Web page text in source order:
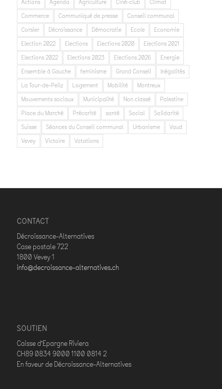
Actions Agenda Agriculture Ciné-club
Climat
Commerce
Communiqué de presse
Conseil communal
Corsier
Décroissance Démocratie Ecole
Economie
Election 2022
Elections Elections 2020
Elections 2021
Elections 2022
Elections 2023 Elections 2026
Energie
Ensemble à Gauche
feminisme Grand Conseil
Inégalités
La Tour-de-Peilz
Logement Mobilité
Montreux
Mouvements sociaux
Municipalité Non classé
Palestine
Place du Marché
Précarité santé Social
Solidarité
Suisse
Séances du Conseil communal Urbanisme
Vaud
Vevey
Victoire Votations
CONTACT
Décroissance-Alternatives
Case postale 722
1800 Vevey 1
info@decroissance-alternatives.ch
SOUTIEN
Caisse d’Epargne Riviera
CH89 0834 9000 1100 0814 2
En faveur de Décroissance-Alternatives